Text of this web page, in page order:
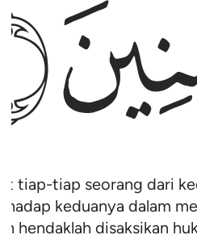
ﱧ
tiap-tiap seorang dari
keduanya dalam
hendaklah disaksikan